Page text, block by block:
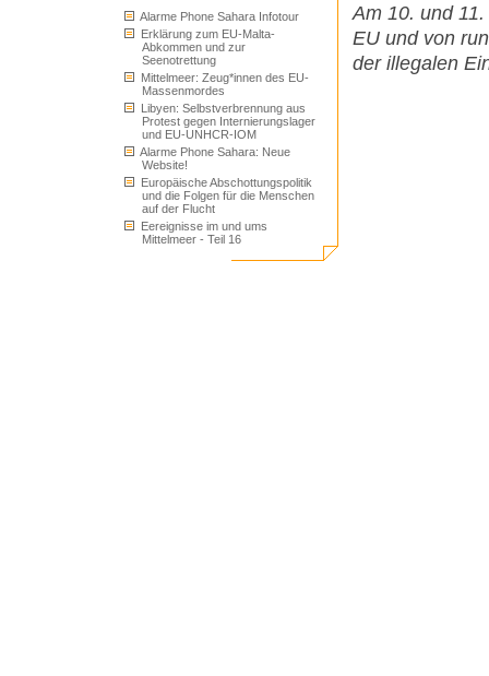
Alarme Phone Sahara Infotour
Erklärung zum EU-Malta-
Abkommen und zur
Seenotrettung
Mittelmeer: Zeug*innen des EU-
Massenmordes
Libyen: Selbstverbrennung aus
Protest gegen Internierungslager
und EU-UNHCR-IOM
Alarme Phone Sahara: Neue
Website!
Europäische Abschottungspolitik
und die Folgen für die Menschen
auf der Flucht
Eereignisse im und ums
Mittelmeer - Teil 16
Am 10. und
EU und von
der illegalen